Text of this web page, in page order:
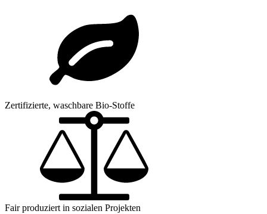
Zertifizierte, waschbare Bio-Stoffe
Fair produziert in sozialen Projekten